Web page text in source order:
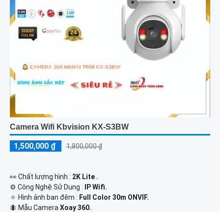
Camera Wifi Kbvision KX-S3BW
1,500,000 ₫ 1,800,000 ₫
️👀 Chất lượng hình : 2K Lite .
⚙ Công Nghệ Sử Dụng :
IP Wifi.
🔅 Hình ảnh ban đêm : Full Color 30m ONVIF.
🐜 Mẫu Camera Xoay 360.